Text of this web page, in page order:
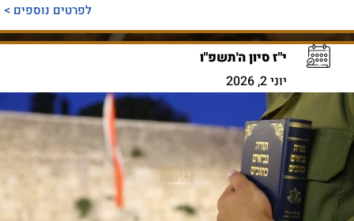
לפרטים נוספים >
י"ז סיון ה'תשפ"ו
יוני 2, 2026